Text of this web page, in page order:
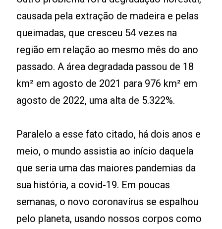
causada pela extração de madeira e pelas
queimadas, que cresceu 54 vezes na
região em relação ao mesmo mês do ano
passado. A área degradada passou de 18
km² em agosto de 2021 para 976 km² em
agosto de 2022, uma alta de 5.322%.
Paralelo a esse fato citado, há dois anos e
meio, o mundo assistia ao início daquela
que seria uma das maiores pandemias da
sua história, a covid-19. Em poucas
semanas, o novo coronavírus se espalhou
pelo planeta, usando nossos corpos como